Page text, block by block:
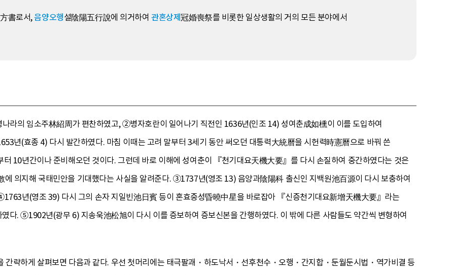
書로서,음양오행설陰陽五行說에 의거하여관혼상제冠婚喪祭를 비롯한 일상생활의 거의 모든 분야에서
라의 임소주林紹周가 편찬하였고, ②병자호란이 일어나기 직전인 1636년(인조 14) 성여춘成如櫄이 이를 도입하여
년(효종 4) 다시 발간하였다. 마침 이때는 고려 말부터 3세기 동안 써오던 대통력大統曆을 시헌력時憲曆으로 바꿔 쓴
터 10년간이나 준비해오던 것이다. 그런데 바로 이해에 성여춘이 『천기대요天機大要』를 다시 손질하여 중간하였다는 것은
에 의지해 국태민안을 기대했다는 사실을 알려준다. ③1737년(영조 13) 음양과陰陽科 출신인 지백원池百源이 다시 보충하여
년(영조 39) 다시 그의 손자 지일빈池日賓 등이 혼효중성昏曉中星을 바로잡아 『신증천기대요新增天機大要』라는
다. ⑤1902년(광무 6) 지송욱池松旭이 다시 이를 증보하여 증보신본을 간행하였다. 이 밖에 다른 사람들도 약간씩 변형하여
간략하게 살펴보면 다음과 같다. 우선 첫머리에는 태극팔괘・하도낙서・선후천수・오행・간지합・둔월둔시법・역가비결 등